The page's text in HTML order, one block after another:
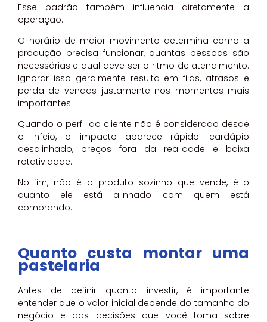
Esse padrão também influencia diretamente a
operação.
O horário de maior movimento determina como a
produção precisa funcionar, quantas pessoas são
necessárias e qual deve ser o ritmo de atendimento.
Ignorar isso geralmente resulta em filas, atrasos e
perda de vendas justamente nos momentos mais
importantes.
Quando o perfil do cliente não é considerado desde
o início, o impacto aparece rápido: cardápio
desalinhado, preços fora da realidade e baixa
rotatividade.
No fim, não é o produto sozinho que vende, é o
quanto ele está alinhado com quem está
comprando.
Quanto custa montar uma
pastelaria
Antes de definir quanto investir, é importante
entender que o valor inicial depende do tamanho do
negócio e das decisões que você toma sobre